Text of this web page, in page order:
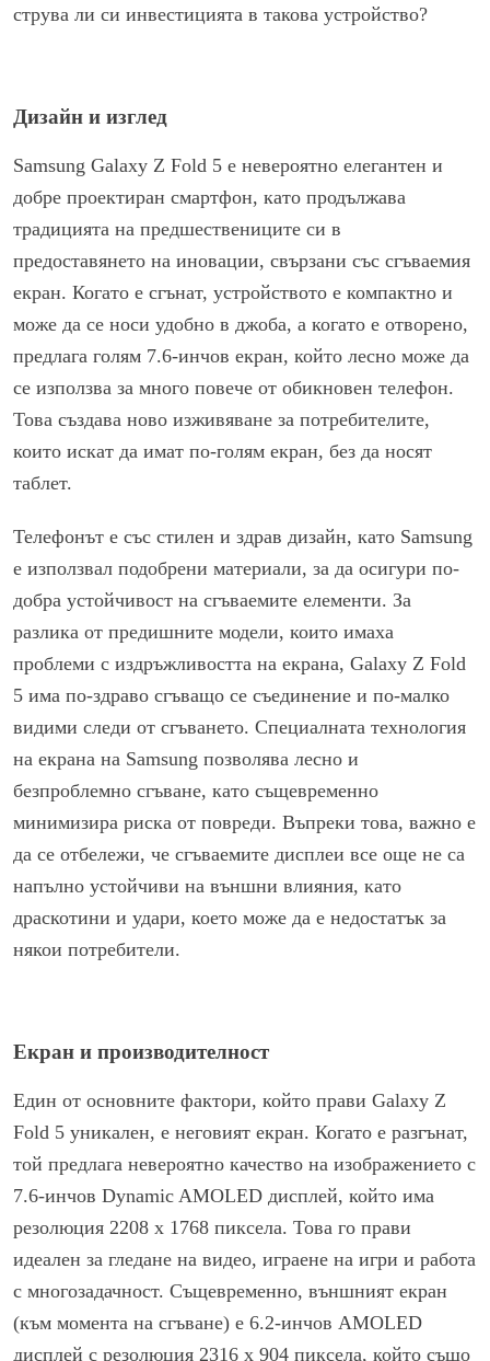
струва ли си инвестицията в такова устройство?
Дизайн и изглед
Samsung Galaxy Z Fold 5 е невероятно елегантен и
добре проектиран смартфон, като продължава
традицията на предшествениците си в
предоставянето на иновации, свързани със сгъваемия
екран. Когато е сгънат, устройството е компактно и
може да се носи удобно в джоба, а когато е отворено,
предлага голям 7.6-инчов екран, който лесно може да
се използва за много повече от обикновен телефон.
Това създава ново изживяване за потребителите,
които искат да имат по-голям екран, без да носят
таблет.
Телефонът е със стилен и здрав дизайн, като Samsung
е използвал подобрени материали, за да осигури по-
добра устойчивост на сгъваемите елементи. За
разлика от предишните модели, които имаха
проблеми с издръжливостта на екрана, Galaxy Z Fold
5 има по-здраво сгъващо се съединение и по-малко
видими следи от сгъването. Специалната технология
на екрана на Samsung позволява лесно и
безпроблемно сгъване, като същевременно
минимизира риска от повреди. Въпреки това, важно е
да се отбележи, че сгъваемите дисплеи все още не са
напълно устойчиви на външни влияния, като
драскотини и удари, което може да е недостатък за
някои потребители.
Екран и производителност
Един от основните фактори, който прави Galaxy Z
Fold 5 уникален, е неговият екран. Когато е разгънат,
той предлага невероятно качество на изображението с
7.6-инчов Dynamic AMOLED дисплей, който има
резолюция 2208 x 1768 пиксела. Това го прави
идеален за гледане на видео, играене на игри и работа
с многозадачност. Същевременно, външният екран
(към момента на сгъване) е 6.2-инчов AMOLED
дисплей с резолюция 2316 x 904 пиксела, който също